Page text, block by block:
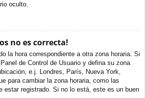
oculto.
no es correcta!
la hora correspondiente a otra zona horaria. Si
de Control de Usuario y defina su zona
e.j. Londres, París, Nueva York,
para cambiar la zona horaria, como las
estar registrado. Si no lo está, este es un buen